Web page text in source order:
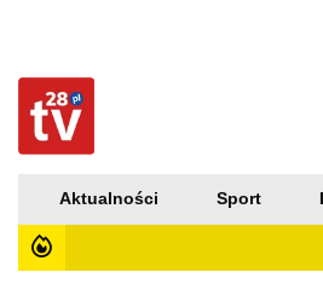
Aktualności Sport